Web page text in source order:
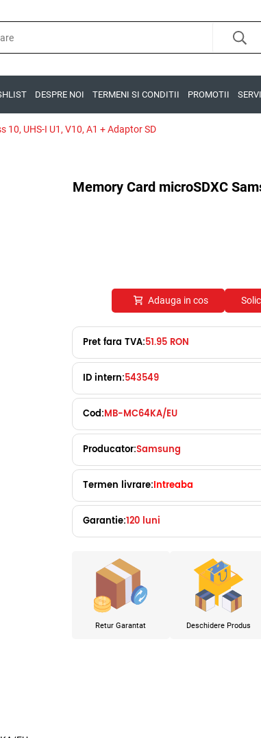
DESPRE NOI TERMENI SI CONDITII PROMOTII
10, UHS-I U1, V10, A1 + Adaptor SD
Memory Card microSDXC
Adauga in cos
Pret fara TVA:51.95 RON
ID intern:543549
Cod:MB-MC64KA/EU
Producator:Samsung
Termen livrare:Intreaba
Garantie:120 luni
Retur Garantat Deschidere Produs